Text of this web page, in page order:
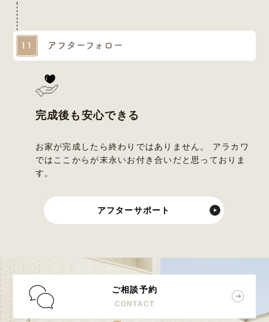
11 アフターフォロー
完成後も安心できる
お家が完成したら終わりではありません。 アラカワ
ではここからが末永いお付き合いだと思っておりま
す。
アフターサポート
ご相談予約
CONTACT